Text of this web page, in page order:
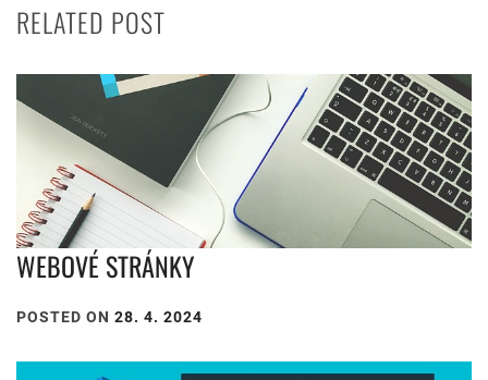
RELATED POST
WEBOVÉ STRÁNKY
POSTED ON 28. 4. 2024